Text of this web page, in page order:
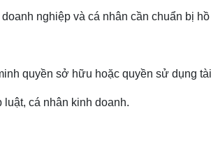
nghiệp và cá nhân cần chuẩn bị
quyền sở hữu hoặc quyền sử dụng
cá nhân kinh doanh.